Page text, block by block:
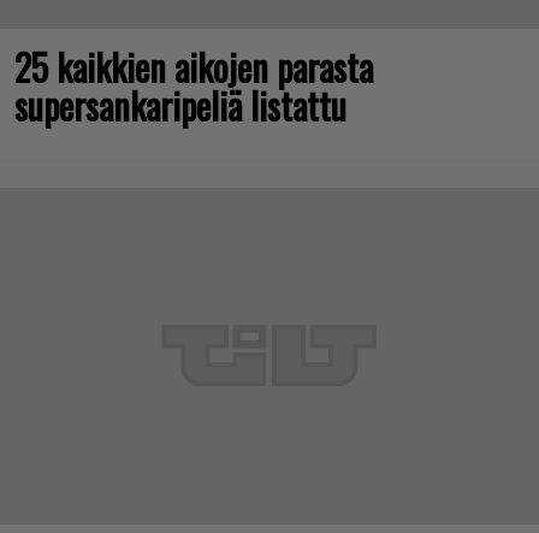
25 kaikkien aikojen parasta
supersankaripeliä listattu